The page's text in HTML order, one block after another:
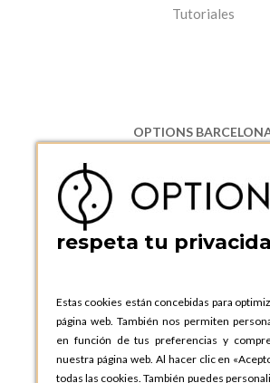
Tutoriales
OPTIONS
08130 Santa Perpetua de Moguda,
ESPAñA
Teléfono:
+34 935 724 041
OPTIONS BARCELONA
ESPAñA
Teléfono:+34 935 724 041
OPTIONS MADRID
respeta tu
Estas cookies están concebidas para
página web. También nos permiten
en función de tus preferencias y
nuestra página web. Al hacer clic en
todas las cookies. También puedes